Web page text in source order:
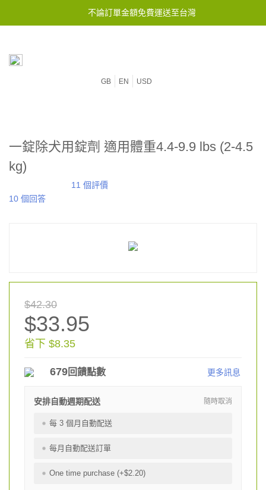
不論訂單金額免費運送至台灣
GB EN USD
一錠除犬用錠劑 適用體重4.4-9.9 lbs (2-4.5
kg)
11 個評價
10 個回答
$42.30
$33.95
省下 $8.35
679回饋點數 更多訊息
隨時取消
安排自動週期配送
每 3 個月自動配送
每月自動配送訂單
One time purchase (+$2.20)